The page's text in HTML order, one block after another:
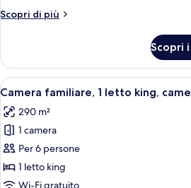
letto
ai
disabili
Scopri di più
Altri
Deluxe,
letto
accessibile
ai
Scopri
Apri
tutte
le
foto
per
Camera
familiare,
8
Camera familiare, 1 letto king,
290 m²
1 camera
Per 6 persone
1 letto king
Wi-Fi gratuito